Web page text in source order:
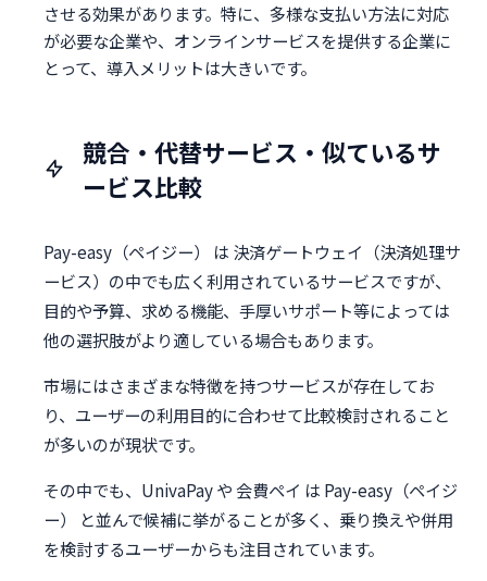
させる効果があります。特に、多様な支払い方法に対応
が必要な企業や、オンラインサービスを提供する企業に
とって、導入メリットは大きいです。
競合・代替サービス・似ているサ
ービス比較
Pay-easy（ペイジー） は 決済ゲートウェイ（決済処理サ
ービス）の中でも広く利用されているサービスですが、
目的や予算、求める機能、手厚いサポート等によっては
他の選択肢がより適している場合もあります。
市場にはさまざまな特徴を持つサービスが存在してお
り、ユーザーの利用目的に合わせて比較検討されること
が多いのが現状です。
その中でも、UnivaPay や 会費ペイ は Pay-easy（ペイジ
ー） と並んで候補に挙がることが多く、乗り換えや併用
を検討するユーザーからも注目されています。